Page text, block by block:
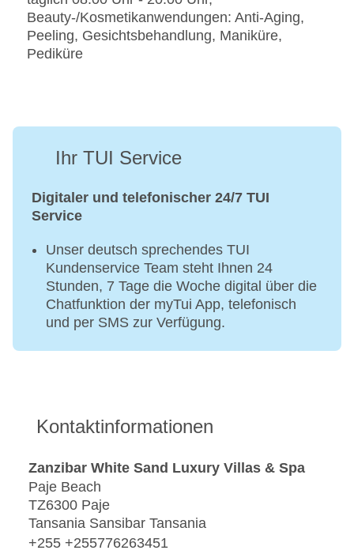
Beauty-/Kosmetikanwendungen: Anti-Aging,
Peeling, Gesichtsbehandlung, Maniküre,
Pediküre
Ihr TUI Service
Digitaler und telefonischer 24/7 TUI
Service
Unser deutsch sprechendes TUI
Kundenservice Team steht Ihnen 24
Stunden, 7 Tage die Woche digital über die
Chatfunktion der myTui App, telefonisch
und per SMS zur Verfügung.
Kontaktinformationen
Zanzibar White Sand Luxury Villas & Spa
Paje Beach
TZ6300 Paje
Tansania Sansibar Tansania
+255 +255776263451